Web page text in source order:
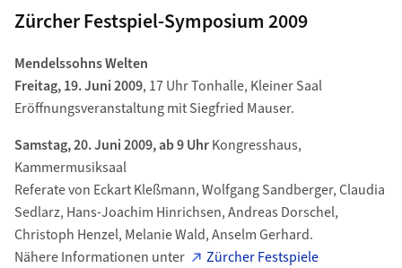
Zürcher Festspiel-Symposium 2009
Mendelssohns Welten
Freitag, 19. Juni 2009, 17 Uhr Tonhalle, Kleiner Saal
Eröffnungsveranstaltung mit Siegfried Mauser.
Samstag, 20. Juni 2009, ab 9 UhrKongresshaus,
Kammermusiksaal
Referate von Eckart Kleßmann, Wolfgang Sandberger, Claudia
Sedlarz, Hans-Joachim Hinrichsen, Andreas Dorschel,
Christoph Henzel, Melanie Wald, Anselm Gerhard.
Nähere Informationen unter
Zürcher Festspiele